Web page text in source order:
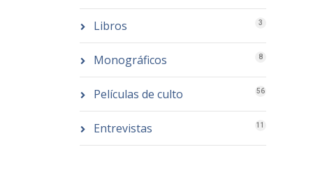
Libros 3
Monográficos 8
Películas de culto 56
Entrevistas 11